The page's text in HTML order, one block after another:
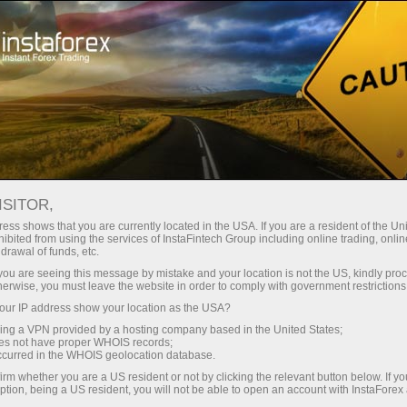
Avec InstaForex, vous accédez à
compétitives : effet de levier
jusqu’à 1:5000, parmi les meilleurs
spreads et commissions du
marché, ainsi que des conditions
avantageuses pour le trading
d’actions et d’indices.
Spreads
Bonus de 30 %
sur chaque dépôt
Vitesse
dans le trading et sur l’autoroute
shows that you are currently located in the USA. If you are a resident of the
from using the services of InstaFintech Group including online trading,
of funds, etc.
are seeing this message by mistake and your location is not the US, kindly
you must leave the website in order to comply with government
IP address show your location as the USA?
a VPN provided by a hosting company based in the United States;
not have proper WHOIS records;
in the WHOIS geolocation database.
whether you are a US resident or not by clicking the relevant button below. If
being a US resident, you will not be able to open an account with InstaForex